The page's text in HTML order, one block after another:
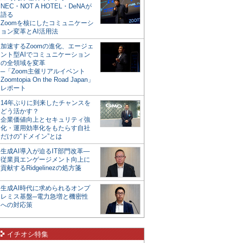
NEC・NOT A HOTEL・DeNAが
語る
Zoomを核にしたコミュニケーシ
ョン変革とAI活用法
加速するZoomの進化、エージェ
ント型AIでコミュニケーション
の全領域を変革
─「Zoom主催リアルイベント
Zoomtopia On the Road Japan」
レポート
14年ぶりに到来したチャンスを
どう活かす？
企業価値向上とセキュリティ強
化・運用効率化をもたらす自社
だけの“ドメイン”とは
生成AI導入が迫るIT部門改革―
従業員エンゲージメント向上に
貢献するRidgelinezの処方箋
生成AI時代に求められるオンプ
レミス基盤─電力急増と機密性
への対応策
イチオシ特集